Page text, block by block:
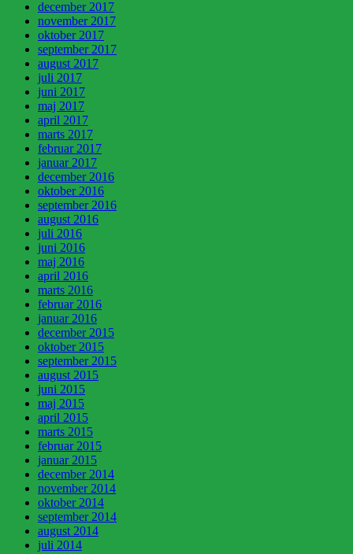
december 2017
november 2017
oktober 2017
september 2017
august 2017
juli 2017
juni 2017
maj 2017
april 2017
marts 2017
februar 2017
januar 2017
december 2016
oktober 2016
september 2016
august 2016
juli 2016
juni 2016
maj 2016
april 2016
marts 2016
februar 2016
januar 2016
december 2015
oktober 2015
september 2015
august 2015
juni 2015
maj 2015
april 2015
marts 2015
februar 2015
januar 2015
december 2014
november 2014
oktober 2014
september 2014
august 2014
juli 2014